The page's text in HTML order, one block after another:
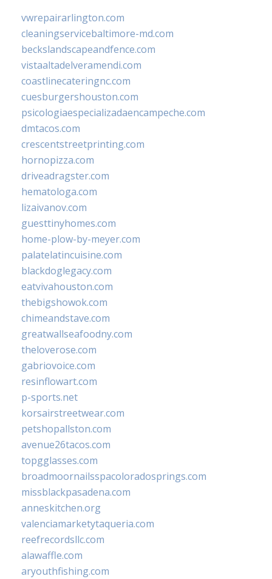
vwrepairarlington.com
cleaningservicebaltimore-md.com
beckslandscapeandfence.com
vistaaltadelveramendi.com
coastlinecateringnc.com
cuesburgershouston.com
psicologiaespecializadaencampeche.com
dmtacos.com
crescentstreetprinting.com
hornopizza.com
driveadragster.com
hematologa.com
lizaivanov.com
guesttinyhomes.com
home-plow-by-meyer.com
palatelatincuisine.com
blackdoglegacy.com
eatvivahouston.com
thebigshowok.com
chimeandstave.com
greatwallseafoodny.com
theloverose.com
gabriovoice.com
resinflowart.com
p-sports.net
korsairstreetwear.com
petshopallston.com
avenue26tacos.com
topgglasses.com
broadmoornailsspacoloradosprings.com
missblackpasadena.com
anneskitchen.org
valenciamarketytaqueria.com
reefrecordsllc.com
alawaffle.com
aryouthfishing.com